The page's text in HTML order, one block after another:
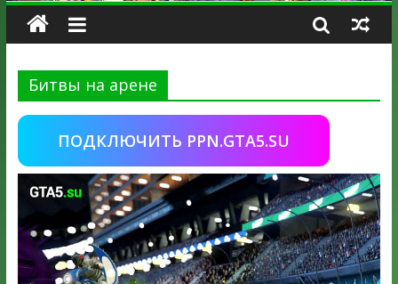
Битвы на арене
ПОДКЛЮЧИТЬ PPN.GTA5.SU